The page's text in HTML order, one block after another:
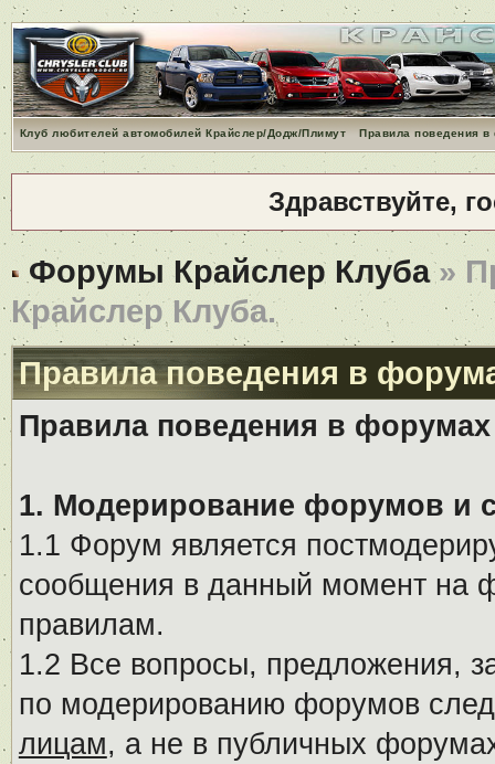
Клуб любителей автомобилей Крайслер/Додж/Плимут Правила поведения
Здравствуйте,
Форумы Крайслер Клуба»
Крайслер Клуба.
Правила поведения в
Правила поведения в
1. Модерирование форумов и
1.1 Форум является
сообщения в данный момент на
правилам.
1.2 Все вопросы, предложения,
по модерированию форумов
лицам, а не в публичных